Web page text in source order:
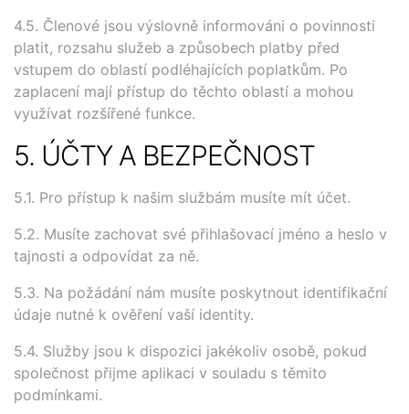
4.5. Členové jsou výslovně informováni o povinnosti
platit, rozsahu služeb a způsobech platby před
vstupem do oblastí podléhajících poplatkům. Po
zaplacení mají přístup do těchto oblastí a mohou
využívat rozšířené funkce.
5. ÚČTY A BEZPEČNOST
5.1. Pro přístup k našim službám musíte mít účet.
5.2. Musíte zachovat své přihlašovací jméno a heslo v
tajnosti a odpovídat za ně.
5.3. Na požádání nám musíte poskytnout identifikační
údaje nutné k ověření vaší identity.
5.4. Služby jsou k dispozici jakékoliv osobě, pokud
společnost přijme aplikaci v souladu s těmito
podmínkami.